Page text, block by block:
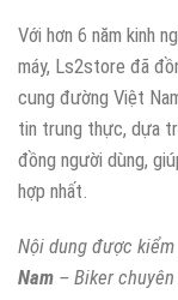
Với hơn 6 năm kinh
máy, Ls2store đã
cung đường Việt
tin trung thực, dựa
đồng người dùng,
hợp nhất.
Nội dung được
Nam – Biker